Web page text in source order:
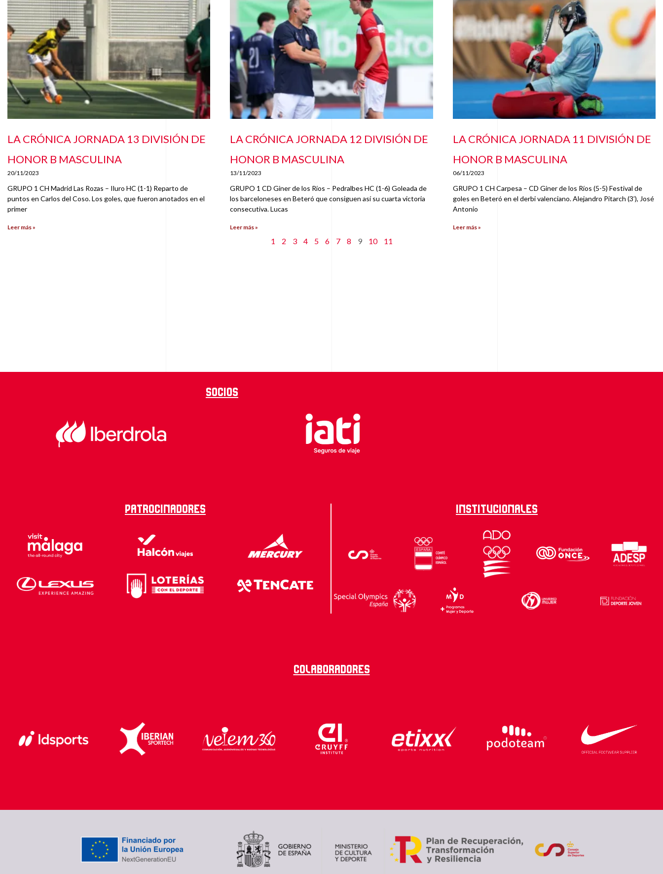
LA CRÓNICA JORNADA 13 DIVISIÓN DE
HONOR B MASCULINA
20/11/2023
GRUPO 1 CH Madrid Las Rozas – Iluro HC (1-1) Reparto de
puntos en Carlos del Coso. Los goles, que fueron anotados en el
primer
Leer más »
LA CRÓNICA JORNADA 12 DIVISIÓN DE
HONOR B MASCULINA
13/11/2023
GRUPO 1 CD Giner de los Ríos – Pedralbes HC (1-6) Goleada de
los barceloneses en Beteró que consiguen así su cuarta victoria
consecutiva. Lucas
Leer más »
LA CRÓNICA JORNADA 11 DIVISIÓN DE
HONOR B MASCULINA
06/11/2023
GRUPO 1 CH Carpesa – CD Giner de los Ríos (5-5) Festival de
goles en Beteró en el derbi valenciano. Alejandro Pitarch (3’), José
Antonio
Leer más »
1 2 3 4 5 6 7 8 9 10 11
Socios
Patrocinadores Institucionales
Colaboradores